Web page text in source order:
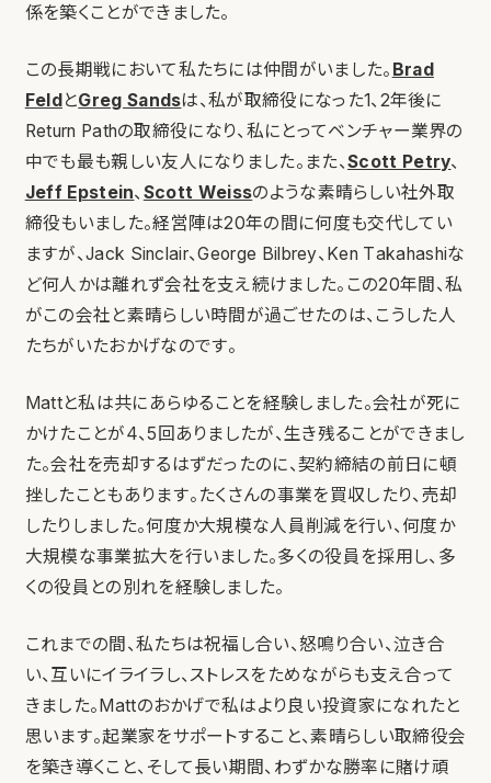
係を築くことができました。
この長期戦において私たちには仲間がいました。 Brad
FeldとGreg Sandsは、私が取締役になった1、2年後に
Return Pathの取締役になり、私にとってベンチャー業界の
中でも最も親しい友人になりました。また、Scott Petry、
Jeff Epstein、 Scott Weissのような素晴らしい社外取
締役もいました。経営陣は20年の間に何度も交代してい
ますが、Jack Sinclair、George Bilbrey、Ken Takahashiな
ど何人かは離れず会社を支え続けました。この20年間、私
がこの会社と素晴らしい時間が過ごせたのは、こうした人
たちがいたおかげなのです。
Mattと私は共にあらゆることを経験しました。会社が死に
かけたことが4、5回ありましたが、生き残ることができまし
た。会社を売却するはずだったのに、契約締結の前日に頓
挫したこともあります。たくさんの事業を買収したり、売却
したりしました。何度か大規模な人員削減を行い、何度か
大規模な事業拡大を行いました。多くの役員を採用し、多
くの役員との別れを経験しました。
これまでの間、私たちは祝福し合い、怒鳴り合い、泣き合
い、互いにイライラし、ストレスをためながらも支え合って
きました。Mattのおかげで私はより良い投資家になれたと
思います。起業家をサポートすること、素晴らしい取締役会
を築き導くこと、そして長い期間、わずかな勝率に賭け頑